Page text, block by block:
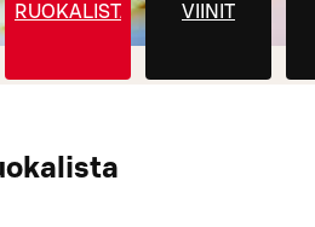
RUOKALISTA VIINIT